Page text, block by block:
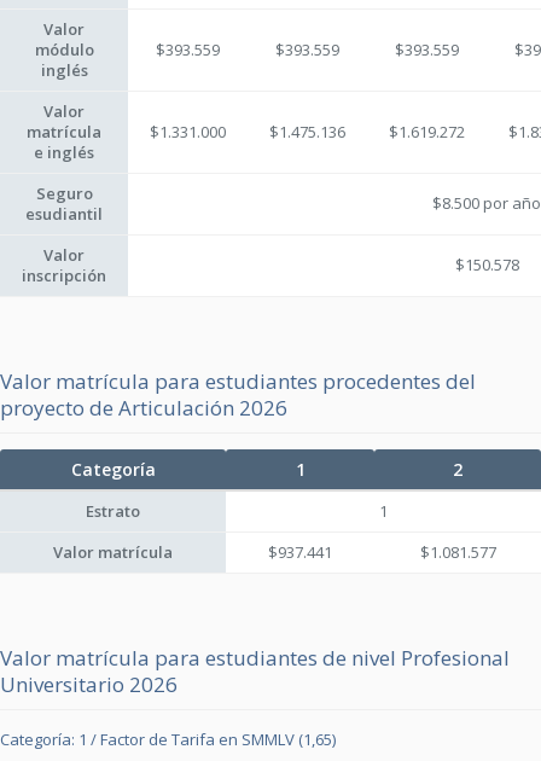
Valor
módulo
inglés
$393.559 $393.559 $393.559
Valor
matrícula
e inglés
$1.331.000 $1.475.136 $1.619.272
Seguro
esudiantil
$8.500 por año
Valor
inscripción
$150.578
Valor matrícula para estudiantes procedentes del
proyecto de Articulación 2026
Categoría 1 2
Estrato
1
Valor matrícula
$937.441 $1.081.577
Valor matrícula para estudiantes de nivel Profesional
Universitario 2026
Categoría: 1 / Factor de Tarifa en SMMLV (1,65)